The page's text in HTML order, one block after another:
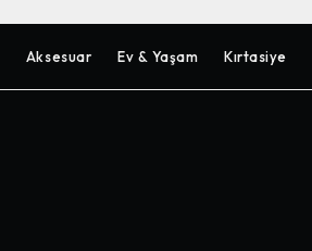
Aksesuar Ev & Yaşam Kırtasiye